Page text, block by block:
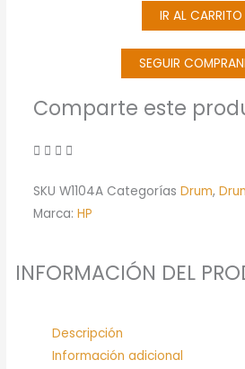
cantidad
IR AL CARRITO
SEGUIR
Comparte este
SKUW1104A Categorías Drum,
Marca:HP
INFORMACIÓN DEL
Descripción
Información adicional